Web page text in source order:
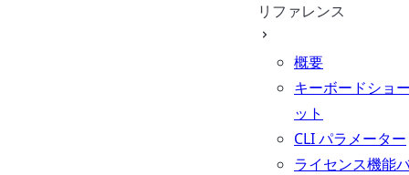
リファレンス
概要
キーボードショ
ット
CLI パラメーター
ライセンス機能